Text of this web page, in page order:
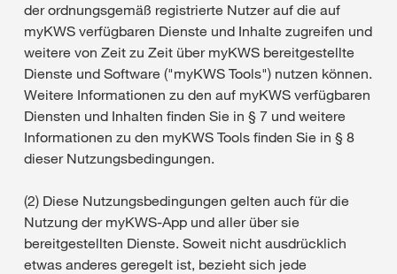
der ordnungsgemäß registrierte Nutzer auf die auf
myKWS verfügbaren Dienste und Inhalte zugreifen und
weitere von Zeit zu Zeit über myKWS bereitgestellte
Dienste und Software ("myKWS Tools") nutzen können.
Weitere Informationen zu den auf myKWS verfügbaren
Diensten und Inhalten finden Sie in § 7 und weitere
Informationen zu den myKWS Tools finden Sie in § 8
dieser Nutzungsbedingungen.
(2) Diese Nutzungsbedingungen gelten auch für die
Nutzung der myKWS-App und aller über sie
bereitgestellten Dienste. Soweit nicht ausdrücklich
etwas anderes geregelt ist, bezieht sich jede